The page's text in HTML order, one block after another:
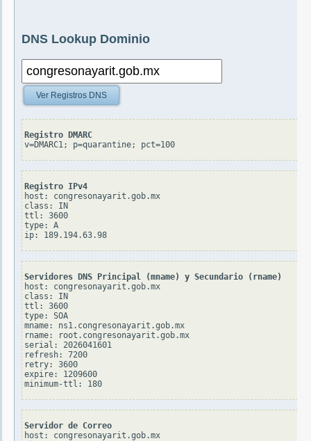
DNS Lookup Dominio
Ver Registros DNS
Registro DMARC
v=DMARC1; p=quarantine; pct=100
Registro IPv4
host: congresonayarit.gob.mx
class: IN
ttl: 3600
type: A
Servidores DNS Principal (mname) y Secundario (rname)
host: congresonayarit.gob.mx
class: IN
ttl: 3600
type: SOA
mname: ns1.congresonayarit.gob.mx
rname: root.congresonayarit.gob.mx
serial: 2026041601
refresh: 7200
retry: 3600
expire: 1209600
Servidor de Correo
host: congresonayarit.gob.mx